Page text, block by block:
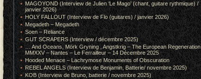
MAGOYOND (Interview de Julien ‘Le Mago’ (chant, guitare rythmique) /
janvier 2026)
HOLY FALLOUT (Interview de Flo (guitares) / janvier 2026)
Megadeth – Megadeth
Soen – Reliance
GUT SCRAPERS (Interview / décembre 2025)
… And Oceans, Mörk Gryning , Angstkrig – The European Regeneration
MMXXV – Nantes – Le Ferrailleur – 14 Décembre 2025
Hooded Menace – Lachrymose Monuments of Obscuration
REBEL ANGELS (Interview de Benjamin, Batterie/ novembre 2025)
KOB (Interview de Bruno, batterie / novembre 2025)